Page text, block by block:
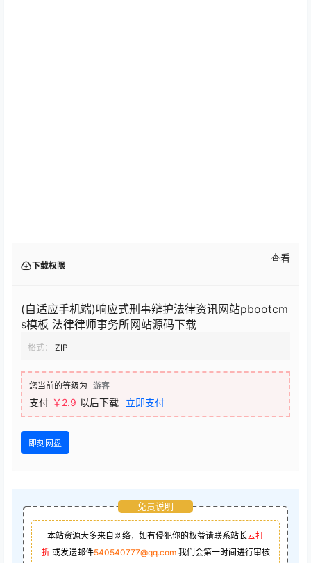
下载权限
查看
(自适应手机端)响应式刑事辩护法律资讯网站pbootcm
s模板 法律律师事务所网站源码下载
格式： ZIP
您当前的等级为 游客
支付 ￥2.9 以后下载 立即支付
即刻网盘
免责说明
本站资源大多来自网络，如有侵犯你的权益请联系站长云打
折 或发送邮件540540777@qq.com 我们会第一时间进行审核